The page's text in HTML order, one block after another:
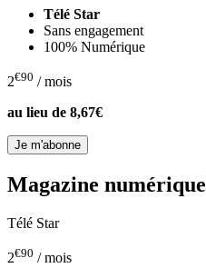
Télé Star
Sans engagement
100% Numérique
2€90 / mois
au lieu de 8,67€
Magazine numérique
Télé Star
2€90 / mois